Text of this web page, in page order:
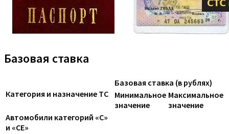
Базовая ставка
Категория и назначение ТС
Базовая ставка (в рублях)
Минимальное
значение
Максимальное
значение
Автомобили категорий «C»
и «CE»